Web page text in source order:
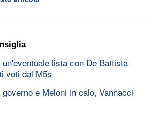
lista con De Battista
voti dal M5s
e Meloni in calo, Vannacci